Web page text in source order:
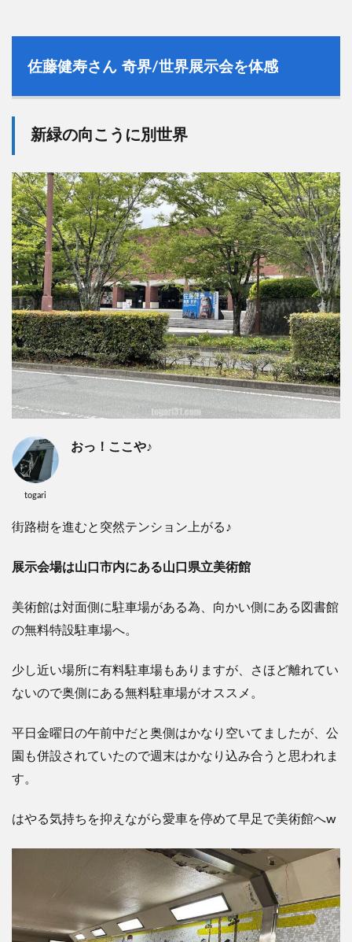
佐藤健寿さん 奇界/世界展示会を体感
新緑の向こうに別世界
togari
おっ！ここや♪
街路樹を進むと突然テンション上がる♪
展示会場は山口市内にある山口県立美術館
美術館は対面側に駐車場がある為、向かい側にある図書館
の無料特設駐車場へ。
少し近い場所に有料駐車場もありますが、さほど離れてい
ないので奥側にある無料駐車場がオススメ。
平日金曜日の午前中だと奥側はかなり空いてましたが、公
園も併設されていたので週末はかなり込み合うと思われま
す。
はやる気持ちを抑えながら愛車を停めて早足で美術館へw